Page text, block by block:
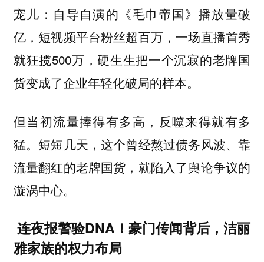
宠儿：自导自演的《毛巾帝国》播放量破
亿，短视频平台粉丝超百万，一场直播首秀
就狂揽500万，硬生生把一个沉寂的老牌国
货变成了企业年轻化破局的样本。
但当初流量捧得有多高，反噬来得就有多
猛。短短几天，这个曾经熬过债务风波、靠
流量翻红的老牌国货，就陷入了舆论争议的
漩涡中心。
连夜报警验DNA！豪门传闻背后，洁丽
雅家族的权力布局